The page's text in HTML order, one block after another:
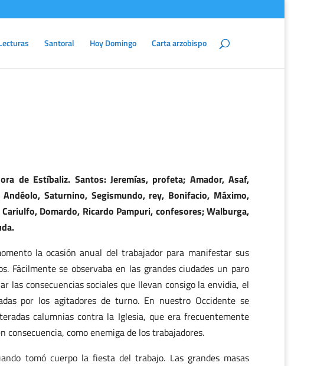
Santoral Hoy Domingo Carta arzobispo
de Estíbaliz. Santos: Jeremías, profeta; Amador, Asaf,
Saturnino, Segismundo, rey, Bonifacio, Máximo,
Domardo, Ricardo Pampuri, confesores; Walburga,
la ocasión anual del trabajador para manifestar sus
Fácilmente se observaba en las grandes ciudades un paro
las consecuencias sociales que llevan consigo la envidia, el
por los agitadores de turno. En nuestro Occidente se
calumnias contra la Iglesia, que era frecuentemente
consecuencia, como enemiga de los trabajadores.
tomó cuerpo la fiesta del trabajo. Las grandes masas